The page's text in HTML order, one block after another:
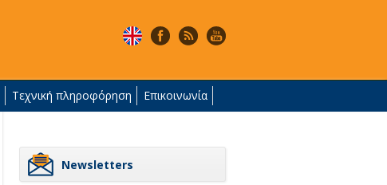
Τεχνική πληροφόρηση Επικοινωνία
Newsletters